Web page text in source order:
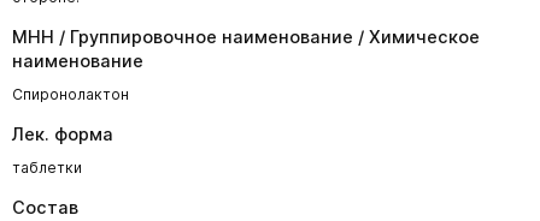
МНН / Группировочное наименование / Химическое
наименование
Спиронолактон
Лек. форма
таблетки
Состав